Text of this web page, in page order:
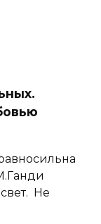
свет. Не